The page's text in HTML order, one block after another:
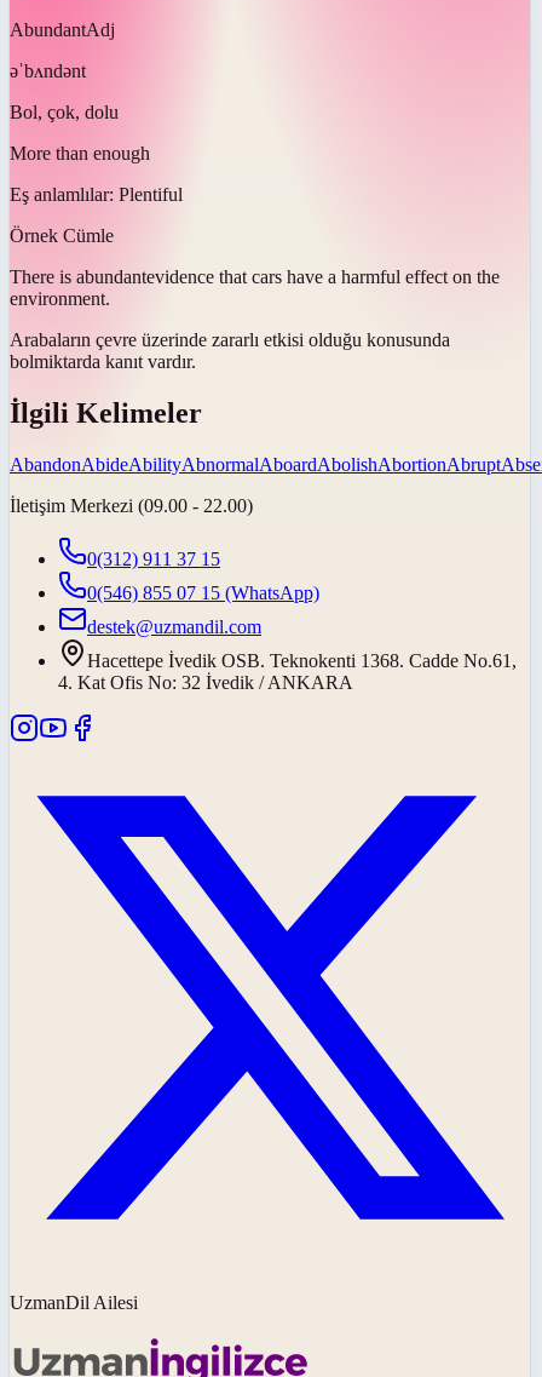
AbundantAdj
əˈbʌndənt
Bol, çok, dolu
More than enough
Eş anlamlılar: Plentiful
Örnek Cümle
There is abundantevidence that cars have a harmful effect on the
environment.
Arabaların çevre üzerinde zararlı etkisi olduğu konusunda
bolmiktarda kanıt vardır.
İlgili Kelimeler
AbandonAbideAbilityAbnormalAboardAbolishAbortionAbrupt
İletişim Merkezi (09.00 - 22.00)
0(312) 911 37 15
0(546) 855 07 15 (WhatsApp)
destek@uzmandil.com
Hacettepe İvedik OSB. Teknokenti 1368. Cadde No.61,
4. Kat Ofis No: 32 İvedik / ANKARA
UzmanDil Ailesi